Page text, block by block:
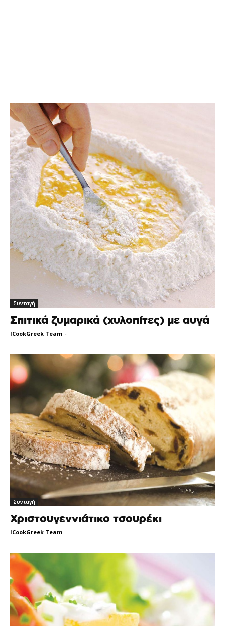
Συνταγή
Σπιτικά ζυμαρικά (χυλοπίτες) με αυγά
ICookGreek Team -
Συνταγή
Χριστουγεννιάτικο τσουρέκι
ICookGreek Team -